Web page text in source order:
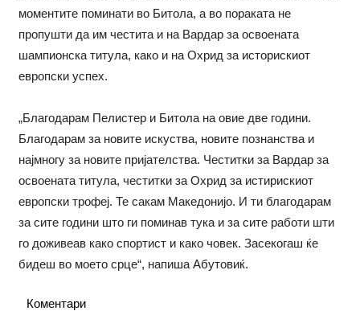
моментите поминати во Битола, а во пораката не
пропушти да им честита и на Вардар за освоената
шампионска титула, како и на Охрид за историскиот
европски успех.
„Благодарам Пелистер и Битола на овие две години.
Благодарам за новите искуства, новите познанства и
најмногу за новите пријателства. Честитки за Вардар за
освоената титула, честитки за Охрид за истирискиот
европски трофеј. Те сакам Македонијо. И ти благодарам
за сите години што ги поминав тука и за сите работи шти
го доживеав како спортист и како човек. Засекогаш ќе
бидеш во моето срце“, напиша Абутовиќ.
Коментари